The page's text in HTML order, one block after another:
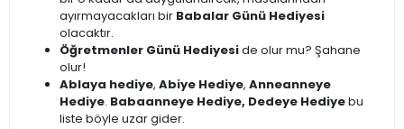
ayırmayacakları bir Babalar Günü Hediyesi
olacaktır.
Öğretmenler Günü Hediyeside olur mu? Şahane
olur!
Ablaya hediye, Abiye Hediye, Anneanneye
Hediye. Babaanneye Hediye, Dedeye Hediyebu
liste böyle uzar gider.